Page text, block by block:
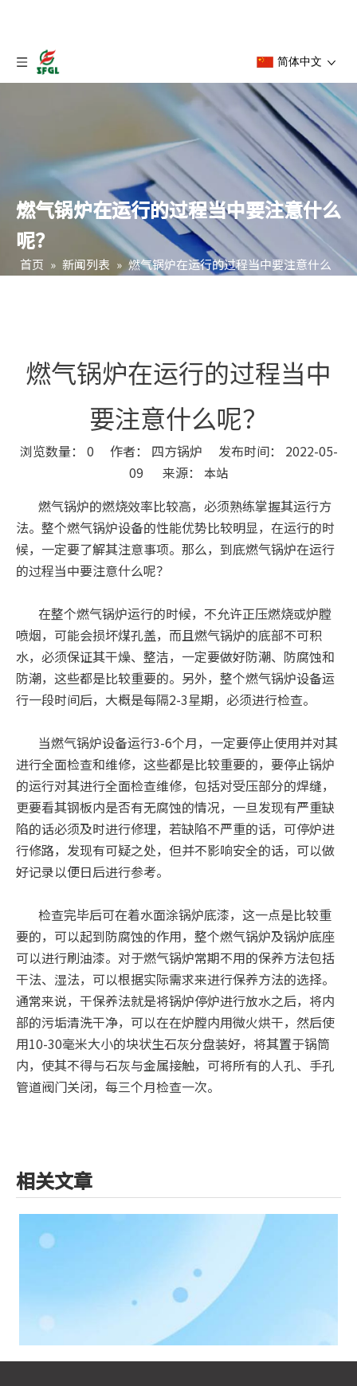
简体中文
燃气锅炉在运行的过程当中要注意什么
呢？
首页 » 新闻列表 » 燃气锅炉在运行的过程当中要注意什么
燃气锅炉在运行的过程当中
要注意什么呢？
浏览数量： 0 作者： 四方锅炉 发布时间： 2022-05-
09 来源： 本站
["wechat","weibo","qzone","douban","email"]
燃气锅炉的燃烧效率比较高，必须熟练掌握其运行方
法。整个燃气锅炉设备的性能优势比较明显，在运行的时
候，一定要了解其注意事项。那么，到底燃气锅炉在运行
的过程当中要注意什么呢？
在整个燃气锅炉运行的时候，不允许正压燃烧或炉膛
喷烟，可能会损坏煤孔盖，而且燃气锅炉的底部不可积
水，必须保证其干燥、整洁，一定要做好防潮、防腐蚀和
防潮，这些都是比较重要的。另外，整个燃气锅炉设备运
行一段时间后，大概是每隔2-3星期，必须进行检查。
当燃气锅炉设备运行3-6个月，一定要停止使用并对其
进行全面检查和维修，这些都是比较重要的，要停止锅炉
的运行对其进行全面检查维修，包括对受压部分的焊缝，
更要看其钢板内是否有无腐蚀的情况，一旦发现有严重缺
陷的话必须及时进行修理，若缺陷不严重的话，可停炉进
行修路，发现有可疑之处，但并不影响安全的话，可以做
好记录以便日后进行参考。
检查完毕后可在着水面涂锅炉底漆，这一点是比较重
要的，可以起到防腐蚀的作用，整个燃气锅炉及锅炉底座
可以进行刷油漆。对于燃气锅炉常期不用的保养方法包括
干法、湿法，可以根据实际需求来进行保养方法的选择。
通常来说，干保养法就是将锅炉停炉进行放水之后，将内
部的污垢清洗干净，可以在在炉膛内用微火烘干，然后使
用10-30毫米大小的块状生石灰分盘装好，将其置于锅筒
内，使其不得与石灰与金属接触，可将所有的人孔、手孔
管道阀门关闭，每三个月检查一次。
相关文章